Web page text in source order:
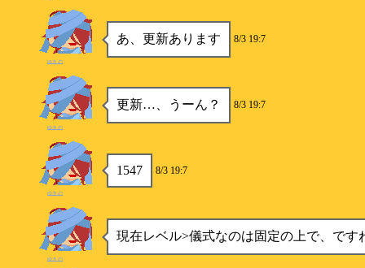
あ、更新あります 8/3 19:7
ゆきの
更新…、うーん？ 8/3 19:7
ゆきの
1547 8/3 19:7
ゆきの
現在レベル>儀式なのは固定の上で、です
ゆきの